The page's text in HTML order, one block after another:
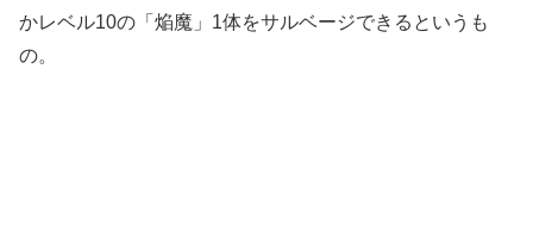
かレベル10の「焔魔」1体をサルベージできるというも
の。